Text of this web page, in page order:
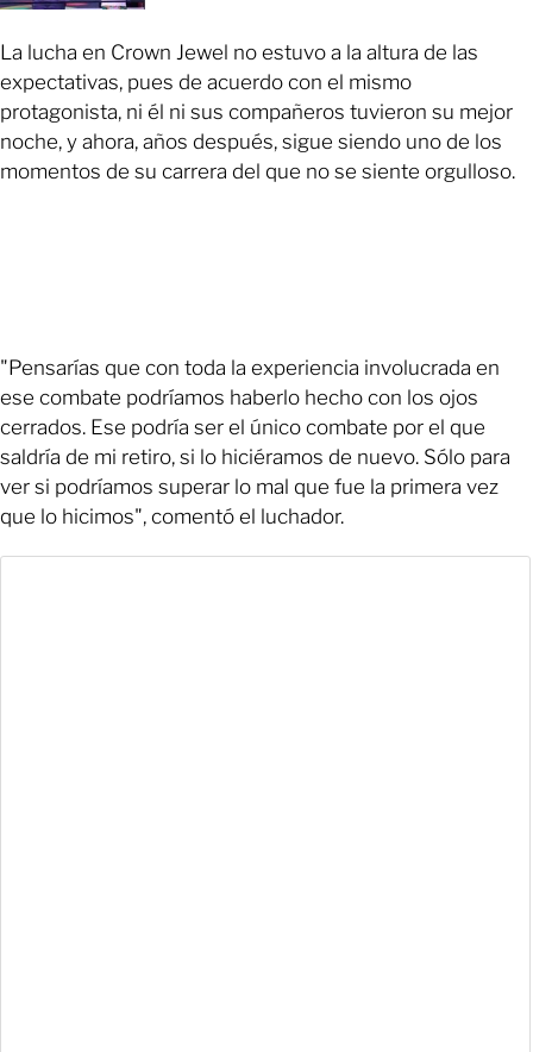
La lucha en Crown Jewel no estuvo a la altura de las
expectativas, pues de acuerdo con el mismo
protagonista, ni él ni sus compañeros tuvieron su mejor
noche, y ahora, años después, sigue siendo uno de los
momentos de su carrera del que no se siente orgulloso.
"Pensarías que con toda la experiencia involucrada en
ese combate podríamos haberlo hecho con los ojos
cerrados. Ese podría ser el único combate por el que
saldría de mi retiro, si lo hiciéramos de nuevo. Sólo para
ver si podríamos superar lo mal que fue la primera vez
que lo hicimos", comentó el luchador.